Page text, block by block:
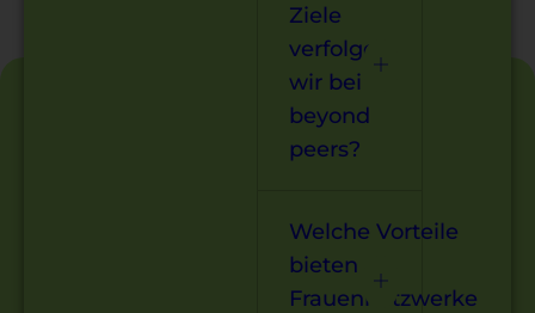
Ziele
verfolgen
wir bei
beyond
peers?
Welche Vorteile
bieten
Frauennetzwerke